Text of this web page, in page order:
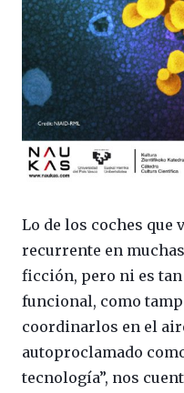
Lo de los coches que
recurrente en
ficción, pero ni es
funcional, como
coordinarlos en el
autoproclamado
tecnología”, nos